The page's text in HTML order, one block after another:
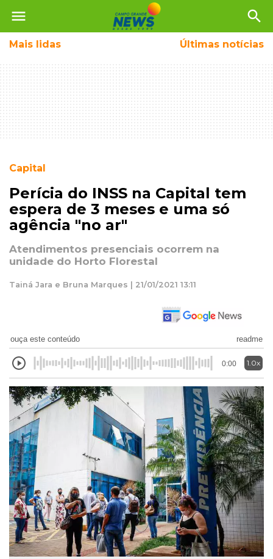
menu search
Mais lidas Últimas notícias
Capital
Perícia do INSS na Capital tem
espera de 3 meses e uma só
agência "no ar"
Atendimentos presenciais ocorrem na
unidade do Horto Florestal
Tainá Jara e Bruna Marques | 21/01/2021 13:11
ouça este conteúdo readme
0:00 1.0x